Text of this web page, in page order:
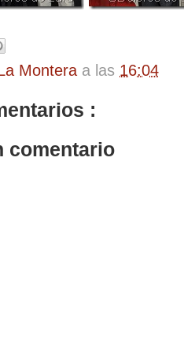
Montera a las 16:04
:
comentario